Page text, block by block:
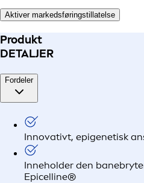
Aktiver markedsføringstillatelse
Produkt
DETALJER
Fordeler
Innovativt, epigenetisk
Inneholder den
Epicelline®